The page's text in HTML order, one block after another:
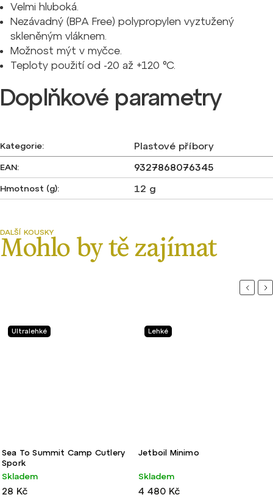
Velmi hluboká.
Nezávadný (BPA Free) polypropylen vyztužený
skleněným vláknem.
Možnost mýt v myčce.
Teploty použití od -20 až +120 °C.
Doplňkové parametry
Kategorie: Plastové příbory
EAN: 9327868076345
Hmotnost (g): 12 g
Ultralehké
Sea To Summit Camp Cutlery
Spork
Skladem
28 Kč
Lehké
Jetboil Minimo
Skladem
4 480 Kč